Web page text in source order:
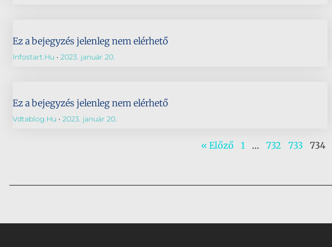
Ez a bejegyzés jelenleg nem elérhető
Infostart.hu 2023. január 20.
Ez a bejegyzés jelenleg nem elérhető
Vdtablog.hu 2023. január 20.
« Előző 1 … 732 733 734